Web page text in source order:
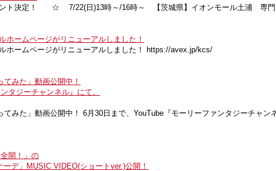
ント決定！ ☆ 7/22(日)13時～/16時～ 【茨城県】イオンモール土浦 専門
ホームページがリニューアルしました！
ホームページがリニューアルしました！ https://avex.jp/kcs/
てみた」動画公開中！
タジーチャンネル』にて。
てみた」動画公開中！ 6月30日まで、YouTube『モーリーファンタジーチャ
開！」の
デ」MUSIC VIDEO(ショートver.)公開！